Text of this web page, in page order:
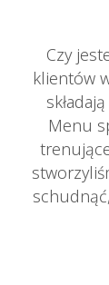
Czy
klientów
Menu